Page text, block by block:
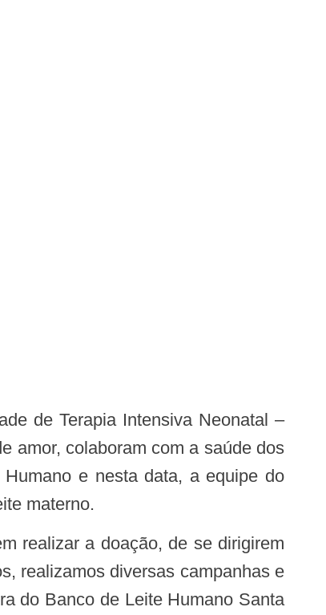
amor, colaboram com a saúde dos
e nesta data, a equipe do
materno.
realizamos diversas campanhas e
do Banco de Leite Humano Santa